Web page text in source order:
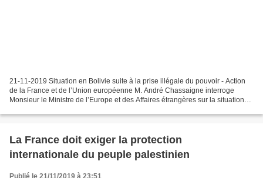
21-11-2019 Situation en Bolivie suite à la prise illégale du pouvoir - Action
de la France et de l’Union européenne M. André Chassaigne interroge
Monsieur le Ministre de l’Europe et des Affaires étrangères sur la situation
La France doit exiger la protection
internationale du peuple palestinien
Publié le 21/11/2019 à 23:51